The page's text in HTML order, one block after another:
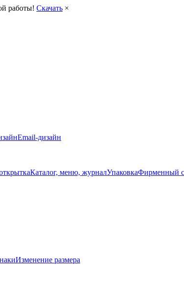
работы! Скачать ×
Email-дизайн
Каталог, меню, журналУпаковкаФирменный
Изменение размера